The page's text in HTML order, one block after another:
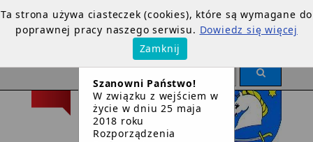
Ta strona używa ciasteczek (cookies), które są wymagane do
poprawnej pracy naszego serwisu. Dowiedz się więcej
Zamknij
×
OGŁOSZENIE
Szanowni Państwo!
W związku z wejściem w
życie w dniu 25 maja
2018 roku
Rozporządzenia